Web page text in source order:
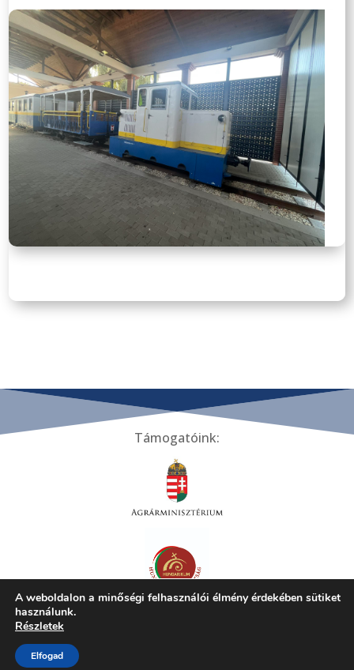
Támogatóink:
Tiszakécskei Települési Helyi Értékek Gyűjteménye ©
2024 | Minden jog fenntartva! |
A weboldalon a minőségi felhasználói élmény érdekében sütiket
használunk.
Részletek
Elfogad